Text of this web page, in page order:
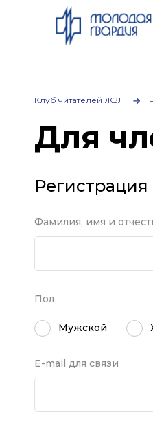
Клуб читателей ЖЗЛ
Для
Регистрация
Фамилия, имя и
Пол
Мужской
Е-mail для связи